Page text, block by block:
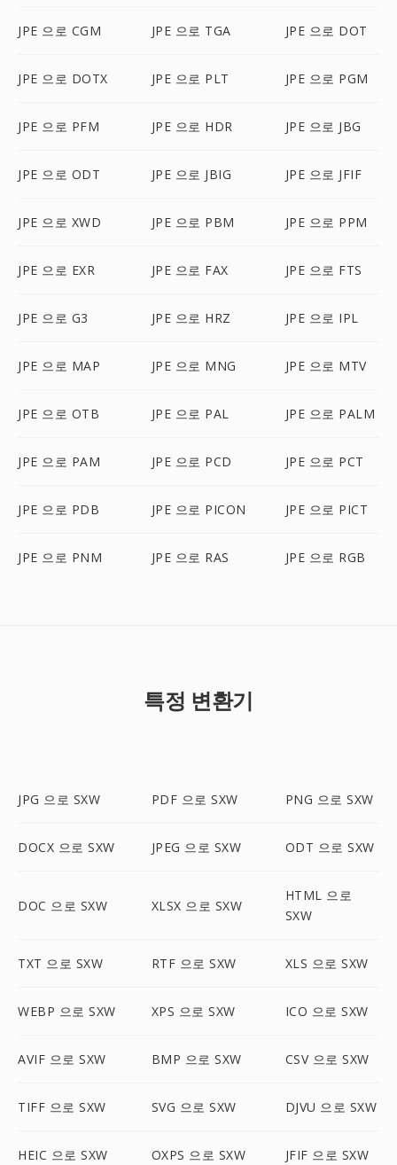
JPE 으로 CGM JPE 으로 TGA JPE 으로 DOT
JPE 으로 DOTX JPE 으로 PLT JPE 으로 PGM
JPE 으로 PFM JPE 으로 HDR JPE 으로 JBG
JPE 으로 ODT JPE 으로 JBIG JPE 으로 JFIF
JPE 으로 XWD JPE 으로 PBM JPE 으로 PPM
JPE 으로 EXR JPE 으로 FAX JPE 으로 FTS
JPE 으로 G3 JPE 으로 HRZ JPE 으로 IPL
JPE 으로 MAP JPE 으로 MNG JPE 으로 MTV
JPE 으로 OTB JPE 으로 PAL JPE 으로 PALM
JPE 으로 PAM JPE 으로 PCD JPE 으로 PCT
JPE 으로 PDB JPE 으로 PICON JPE 으로 PICT
JPE 으로 PNM JPE 으로 RAS JPE 으로 RGB
특정 변환기
JPG 으로 SXW PDF 으로 SXW PNG 으로 SXW
DOCX 으로 SXW JPEG 으로 SXW ODT 으로 SXW
DOC 으로 SXW XLSX 으로 SXW
HTML 으로
SXW
TXT 으로 SXW RTF 으로 SXW XLS 으로 SXW
WEBP 으로 SXW XPS 으로 SXW ICO 으로 SXW
AVIF 으로 SXW BMP 으로 SXW CSV 으로 SXW
TIFF 으로 SXW SVG 으로 SXW DJVU 으로 SXW
HEIC 으로 SXW OXPS 으로 SXW JFIF 으로 SXW